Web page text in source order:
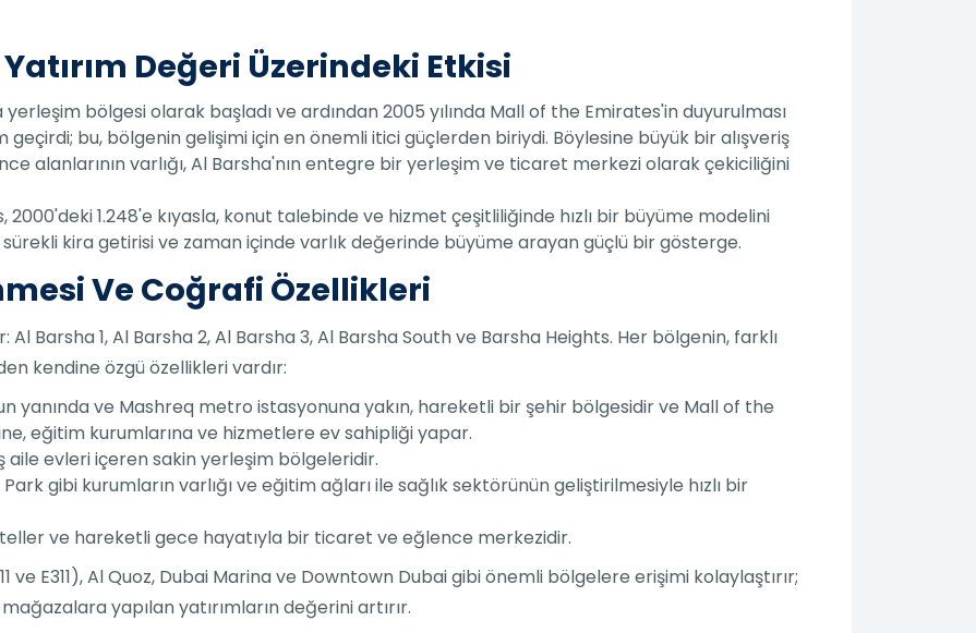
Değeri Üzerindeki Etkisi
yerleşim bölgesi olarak başladı ve ardından 2005 yılında Mall of the Emirates'in duyurulması
geçirdi; bu, bölgenin gelişimi için en önemli itici güçlerden biriydi. Böylesine büyük bir alışveriş
alanlarının varlığı, Al Barsha'nın entegre bir yerleşim ve ticaret merkezi olarak çekiciliğini
2000'deki 1.248'e kıyasla, konut talebinde ve hizmet çeşitliliğinde hızlı bir büyüme modelini
sürekli kira getirisi ve zaman içinde varlık değerinde büyüme arayan güçlü bir gösterge.
Ve Coğrafi Özellikleri
Al Barsha 1, Al Barsha 2, Al Barsha 3, Al Barsha South ve Barsha Heights. Her bölgenin, farklı
kendine özgü özellikleri vardır:
yanında ve Mashreq metro istasyonuna yakın, hareketli bir şehir bölgesidir ve Mall of the
eğitim kurumlarına ve hizmetlere ev sahipliği yapar.
aile evleri içeren sakin yerleşim bölgeleridir.
gibi kurumların varlığı ve eğitim ağları ile sağlık sektörünün geliştirilmesiyle hızlı bir
ve hareketli gece hayatıyla bir ticaret ve eğlence merkezidir.
ve E311), Al Quoz, Dubai Marina ve Downtown Dubai gibi önemli bölgelere erişimi kolaylaştırır;
yapılan yatırımların değerini artırır.